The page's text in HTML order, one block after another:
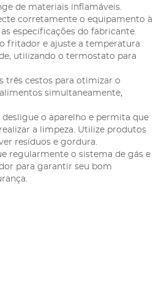
de materiais inflamáveis.
corretamente o equipamento à
especificações do fabricante.
fritador e ajuste a temperatura
utilizando o termostato para
três cestos para otimizar o
simultaneamente,
desligue o aparelho e permita que
a limpeza. Utilize produtos
resíduos e gordura.
regularmente o sistema de gás e
para garantir seu bom